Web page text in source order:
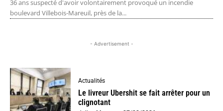
36 ans suspecté d'avoir volontairement provoqué un incendie
boulevard Villebois-Mareuil, près de la...
- Advertisement -
Actualités
Le livreur Ubershit se fait arrêter pour un
clignotant